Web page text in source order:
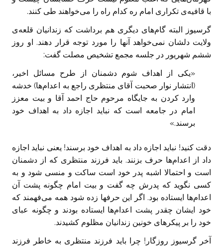
با قافیه‌ی تکراری امام ره کدام راه را می‌خواهند طی کنند.
گرسیوز البته گام‌های دیگری هم برداشت که زندانیان قلعه‌ی
ولایت دلشان نمی‌خواهد آنها را مورد توجه قرار دهند. او روز
ششم شهریور در جلسه مجمع تشخیص مصلت گفت:
«یکی از اهداف شوم دشمنان از طرح مسائل اخیر،
(انتشار نوار صحبت آقای منتظری راجع به اعدام‌ها) خدشه
وارد کردن به جایگاه مرحوم حاج احمد آقا و بیت معزز
امام در جامعه است که نباید اجازه داد به اهداف خود
برسند.»
دقت کنید! نباید اجازه داد به اهداف خود برسند! یعنی نباید اجازه
داد از اعدام‌ها حرف بزنند. باید فرزند منتظری که از دشمنان
است و احتمالا اشبه پدر خود است ساکت و منسی شود و به
کسی نگوید که پدرش چه گفت و بیت امام چگونه پشت آن
اعدام‌ها ایستاده بود. اگر این حرفها زده شود همه می‌فهمند که
خود ایشان چقدر پشت اعدام‌ها ایستاده بودند و چگونه عبای
خود را بر پیکرهای خونین زندانیان مظلوم کشیدند.
آخر گرسیوز روزگار! چرا باید فرزند منتظری به خاطر فرزند